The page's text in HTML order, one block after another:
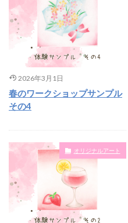
2026年3月1日
春のワークショップサンプル
その4
オリジナルアート